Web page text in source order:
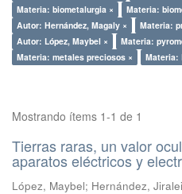
Materia: biometalurgia ×
Materia:
Autor: Hernández, Magaly ×
Materia:
Autor: López, Maybel ×
Materia:
Materia: metales preciosos ×
Materia:
Mostrando ítems 1-1 de 1
Tierras raras, un valor
aparatos eléctricos y
López, Maybel; Hernández,